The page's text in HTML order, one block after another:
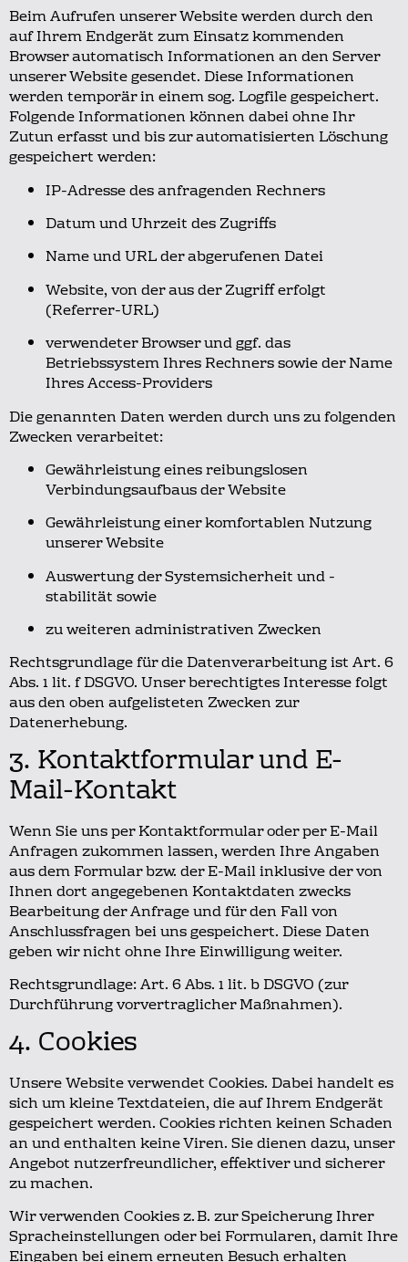
Beim Aufrufen unserer Website werden durch den
auf Ihrem Endgerät zum Einsatz kommenden
Browser automatisch Informationen an den Server
unserer Website gesendet.Diese Informationen
werden temporär in einem sog. Logfile gespeichert.
Folgende Informationen können dabei ohne Ihr
Zutun erfasst und bis zur automatisierten Löschung
gespeichert werden:
IP-Adresse des anfragenden Rechners
Datum und Uhrzeit des Zugriffs
Name und URL der abgerufenen Datei
Website, von der aus der Zugriff erfolgt
(Referrer-URL)
verwendeter Browser und ggf. das
Betriebssystem Ihres Rechners sowie der Name
Ihres Access-Providers
Die genannten Daten werden durch uns zu folgenden
Zwecken verarbeitet:
Gewährleistung eines reibungslosen
Verbindungsaufbaus der Website
Gewährleistung einer komfortablen Nutzung
unserer Website
Auswertung der Systemsicherheit und -
stabilität sowie
zu weiteren administrativen Zwecken
Rechtsgrundlage für die Datenverarbeitung ist Art. 6
Abs. 1 lit. f DSGVO.Unser berechtigtes Interesse folgt
aus den oben aufgelisteten Zwecken zur
Datenerhebung.
3. Kontaktformular und E-
Mail-Kontakt
Wenn Sie uns per Kontaktformular oder per E-Mail
Anfragen zukommen lassen, werden Ihre Angaben
aus dem Formular bzw. der E-Mail inklusive der von
Ihnen dort angegebenen Kontaktdaten zwecks
Bearbeitung der Anfrage und für den Fall von
Anschlussfragen bei uns gespeichert.Diese Daten
geben wir nicht ohne Ihre Einwilligung weiter.
Rechtsgrundlage: Art. 6 Abs. 1 lit. b DSGVO (zur
Durchführung vorvertraglicher Maßnahmen).
4. Cookies
Unsere Website verwendet Cookies.Dabei handelt es
sich um kleine Textdateien, die auf Ihrem Endgerät
gespeichert werden.Cookies richten keinen Schaden
an und enthalten keine Viren.Sie dienen dazu, unser
Angebot nutzerfreundlicher, effektiver und sicherer
zu machen.
Wir verwenden Cookies z. B. zur Speicherung Ihrer
Spracheinstellungen oder bei Formularen, damit Ihre